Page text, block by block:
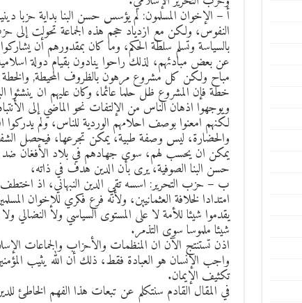
أ – الإخوان المسلمون: لم يؤسس حسن البنا بداية حزبا
النفوس، ولكن مع ازدياد حجم هذه الجماعة تحولت
بالسياسة وتسلم سلطة الحكم، وما كان بمقدورهم أن
عن بعض مبادئهم، لذلك راحوا ينادون بقيام دولة
مباح ولكن كل مشروع مرهون بالظروف المحيطة, والخطة
خطة فإن المشروع ظل حلما عائما، وكان عليهم ان ينشئوا
ويوجهوا اذهان الناس من الإلتفات نحو الماضي إلى
لكنهم امعنوا بوصف احلامهم الوردية للناس، ولم يدركوا
والحضارة، ليس وصفة طبية، يمكن تجرعها، فيحصل
يمكن ان يحسب لهم، سوى جهادهم في بلاد الأفغان ضد
حسن البنا الصوفية، يرى بأن الدين هدف في ذاته،
ب – حزب التحرير: اسسه تقي الدين النبهاني، اذ اختطف
امتدادا لخلافة العثمانيين، ولأنه فرع فكري للإخوان
يقدموا شيئا للأمة لا على المستوى السياسي ولا النضالي
شيئا ملموسا سوى التذمر.
اذن تستنتج الآن ان المنظمات والأحزاب والجماعات
واجب الإنسان هو العبادة فقط، ذلك أن الله يثيب
تكثيف الإيمان.
في المقال القادم سنتكلم عن تبعات هذا الفهم الخاطئ